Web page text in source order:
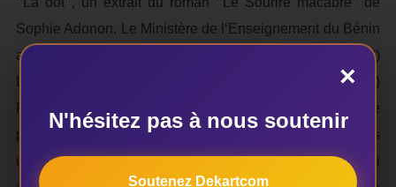
Sophie Adonon. Le Ministère de l‘Enseignement du Bénin
a fait réellement de moi, un écrivain. Je lui dis, merci !) ; 2)
Le Plat qui se mange froid ; 3) Cœur insomniaque ; 4)
Parole d’immondices. Mon cinquième roman « Pour une
poignée de gombos » est une tragédie béninoise (non pas
une pièce de théâtre, mais un évènement dramatique) qui
×
N'hésitez pas à nous soutenir
Soutenez Dekartcom